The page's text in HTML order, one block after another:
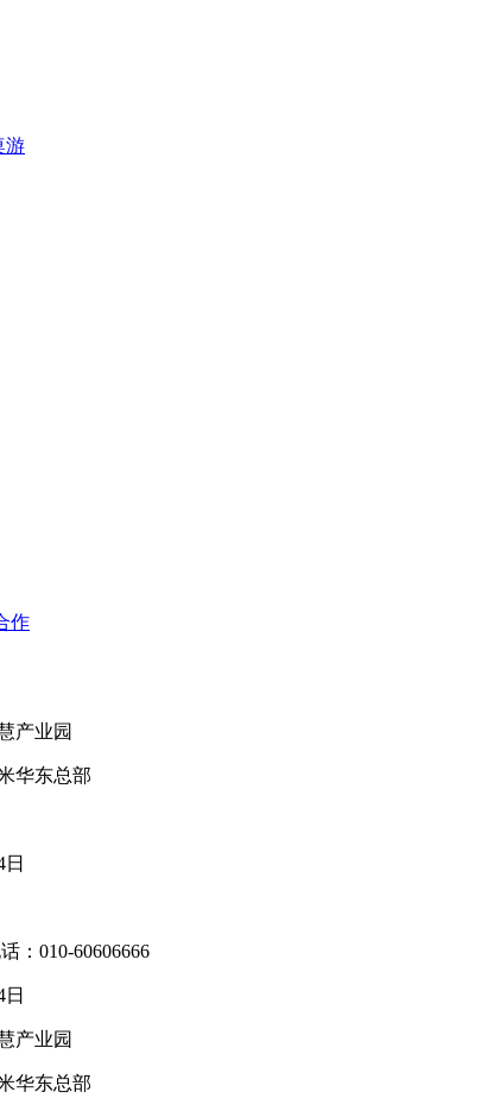
游
作
产业园
华东总部
：010-60606666
产业园
华东总部